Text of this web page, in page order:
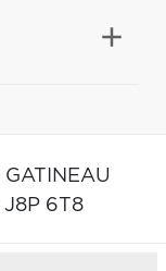
GATINEAU
J8P 6T8